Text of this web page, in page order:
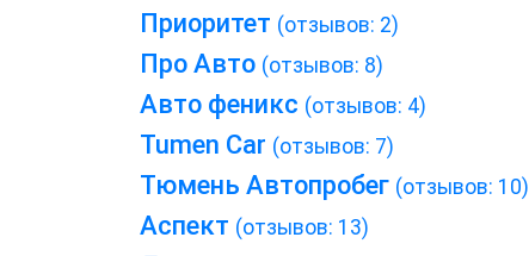
Приоритет (отзывов: 2)
Про Авто (отзывов: 8)
Авто феникс (отзывов: 4)
Tumen Car (отзывов: 7)
Тюмень Автопробег (отзывов: 10)
Аспект (отзывов: 13)